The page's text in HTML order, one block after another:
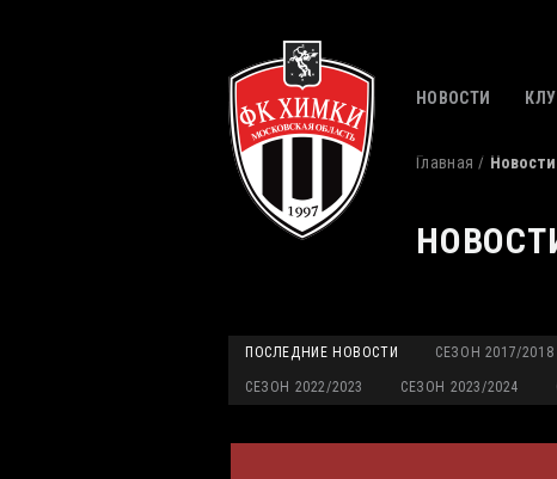
НОВОСТИ
Главная Новости
ПОСЛЕДНИЕ НОВОСТИ СЕЗОН 2017/2018
СЕЗОН 2022/2023 СЕЗОН 2023/2024